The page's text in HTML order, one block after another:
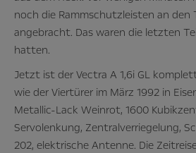
noch die Rammschutzleisten an den
angebracht. Das waren die letzten
hatten.
Jetzt ist der Vectra A 1,6i GL
wie der Viertürer im März 1992 in
Metallic-Lack Weinrot, 1600
Servolenkung, Zentralverriegelung,
202, elektrische Antenne. Die